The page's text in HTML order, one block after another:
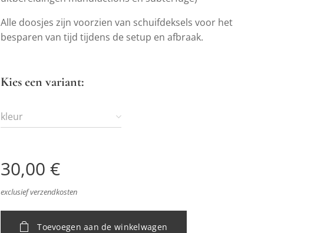
Alle doosjes zijn voorzien van schuifdeksels voor het
besparen van tijd tijdens de setup en afbraak.
Kies een variant:
kleur
30,00 €
exclusief verzendkosten
Toevoegen aan de winkelwagen